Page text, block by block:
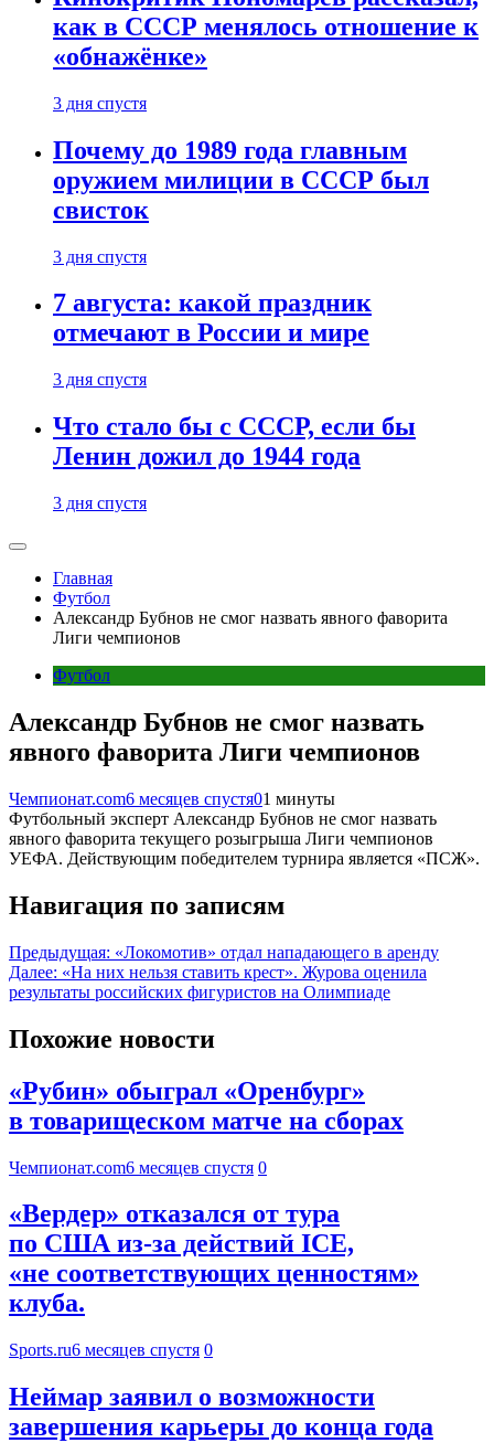
как в СССР менялось отношение к
«обнажёнке»
3 дня спустя
Почему до 1989 года главным
оружием милиции в СССР был
свисток
3 дня спустя
7 августа: какой праздник
отмечают в России и мире
3 дня спустя
Что стало бы с СССР, если бы
Ленин дожил до 1944 года
3 дня спустя
Главная
Футбол
Александр Бубнов не смог назвать явного фаворита
Лиги чемпионов
Футбол
Александр Бубнов не смог назвать
явного фаворита Лиги чемпионов
Чемпионат.com6 месяцев спустя01 минуты
Футбольный эксперт Александр Бубнов не смог назвать
явного фаворита текущего розыгрыша Лиги чемпионов
УЕФА. Действующим победителем турнира является «ПСЖ».
Навигация по записям
Предыдущая: «Локомотив» отдал нападающего в аренду
Далее: «На них нельзя ставить крест». Журова оценила
результаты российских фигуристов на Олимпиаде
Похожие новости
«Рубин» обыграл «Оренбург»
в товарищеском матче на сборах
Чемпионат.com6 месяцев спустя 0
«Вердер» отказался от тура
по США из-за действий ICE,
«не соответствующих ценностям»
клуба.
Sports.ru6 месяцев спустя 0
Неймар заявил о возможности
завершения карьеры до конца года